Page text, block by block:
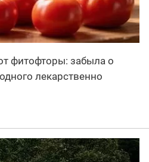
фитофторы: забыла о
лекарственно